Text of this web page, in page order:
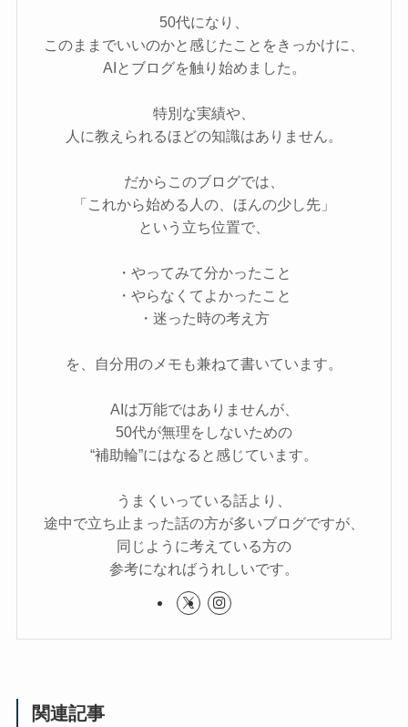
50代になり、
このままでいいのかと感じたことをきっかけに、
AIとブログを触り始めました。
特別な実績や、
人に教えられるほどの知識はありません。
だからこのブログでは、
「これから始める人の、ほんの少し先」
という立ち位置で、
・やってみて分かったこと
・やらなくてよかったこと
・迷った時の考え方
を、自分用のメモも兼ねて書いています。
AIは万能ではありませんが、
50代が無理をしないための
“補助輪”にはなると感じています。
うまくいっている話より、
途中で立ち止まった話の方が多いブログですが、
同じように考えている方の
参考になればうれしいです。
関連記事